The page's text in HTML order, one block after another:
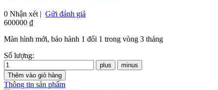
0 Nhận xét | Gửi đánh giá
600000 ₫
Màn hình mới, bảo hành 1 đổi 1 trong vòng 3 tháng
Số lượng:
Thông tin sản phẩm